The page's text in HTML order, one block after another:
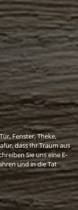
Fenster, Theke,
dass Ihr Traum aus
Sie uns eine E-
und in die Tat